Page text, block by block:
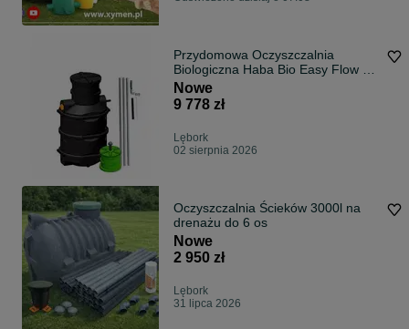
Przydomowa Oczyszczalnia
Biologiczna Haba Bio Easy Flow do
4 oso
Nowe
9 778 zł
Lębork
02 sierpnia 2026
Oczyszczalnia Ścieków 3000l na
drenażu do 6 os
Nowe
2 950 zł
Lębork
31 lipca 2026